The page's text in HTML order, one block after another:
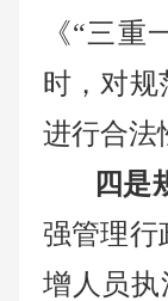
《“三
时，对规
进行合法
四是
强管理行
增人员